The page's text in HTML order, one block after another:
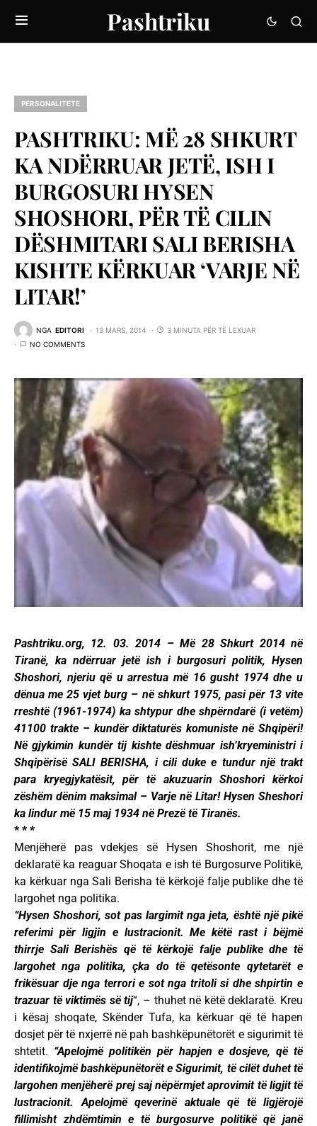
Pashtriku
PERSONALITETE
PASHTRIKU: MË 28 SHKURT
KA NDËRRUAR JETË, ISH I
BURGOSURI HYSEN
SHOSHORI, PËR TË CILIN
DËSHMITARI SALI BERISHA
KISHTE KËRKUAR ‘VARJE NË
LITAR!’
NGA EDITORI 13 MARS, 2014
3 MINUTA PËR TË LEXUAR
NO COMMENTS
Pashtriku.org, 12. 03. 2014 – Më 28 Shkurt 2014 në
Tiranë, ka ndërruar jetë ish i burgosuri politik, Hysen
Shoshori, njeriu që u arrestua më 16 gusht 1974 dhe u
dënua me 25 vjet burg – në shkurt 1975, pasi për 13 vite
rreshtë (1961-1974) ka shtypur dhe shpërndarë (i vetëm)
41100 trakte – kundër diktaturës komuniste në Shqipëri!
Në gjykimin kundër tij kishte dëshmuar ish’kryeministri i
Shqipërisë SALI BERISHA, i cili duke e tundur një trakt
para kryegjykatësit, për të akuzuarin Shoshori kërkoi
zëshëm dënim maksimal – Varje në Litar! Hysen Sheshori
ka lindur më 15 maj 1934 në Prezë të Tiranës.
* * *
Menjëherë pas vdekjes së Hysen Shoshorit, me një
deklaratë ka reaguar Shoqata e ish të Burgosurve Politikë,
ka kërkuar nga Sali Berisha të kërkojë falje publike dhe të
largohet nga politika.
“Hysen Shoshori, sot pas largimit nga jeta, është një pikë
referimi për ligjin e lustracionit. Me këtë rast i bëjmë
thirrje Sali Berishës që të kërkojë falje publike dhe të
largohet nga politika, çka do të qetësonte qytetarët e
frikësuar dje nga terrori e sot nga tritoli si dhe shpirtin e
trazuar të viktimës së tij“, – thuhet në këtë deklaratë. Kreu
i kësaj shoqate, Skënder Tufa, ka kërkuar që të hapen
dosjet për të nxjerrë në pah bashkëpunëtorët e sigurimit të
shtetit. “Apelojmë politikën për hapjen e dosjeve, që të
identifikojmë bashkëpunëtorët e Sigurimit, të cilët duhet të
largohen menjëherë prej saj nëpërmjet aprovimit të ligjit të
lustracionit. Apelojmë qeverinë aktuale që të ligjërojë
fillimisht zhdëmtimin e të burgosurve politikë që janë